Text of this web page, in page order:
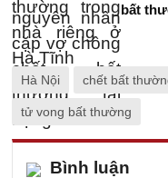
bất
Hà Nội chết bất
tử vong bất thường
Bình luận